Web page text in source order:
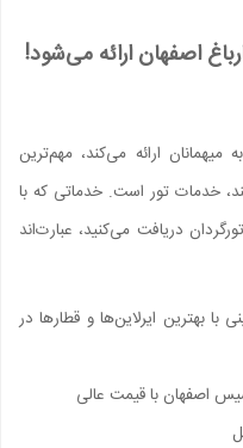
اصفهان ارائه می‌شود!
ارائه می‌کند، مهم‌ترین
خدمات تور است. خدماتی که با
دریافت می‌کنید، عبارت‌اند
بهترین ایرلاین‌ها و قطارها در